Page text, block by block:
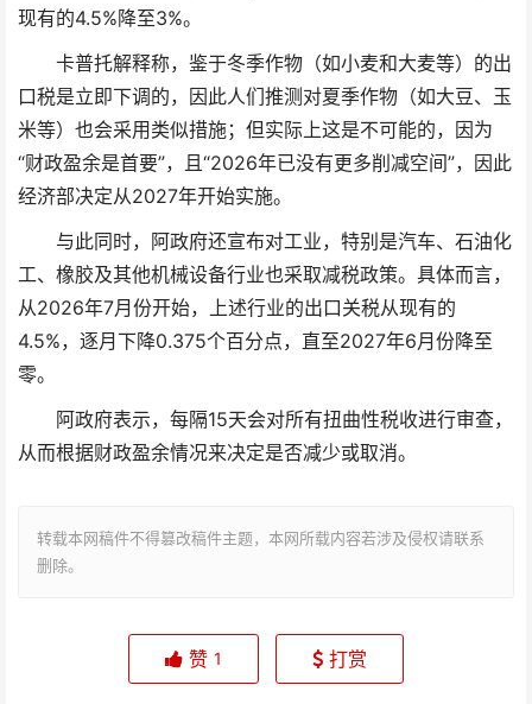
现有的4.5%降至3%。
卡普托解释称，鉴于冬季作物（如小麦和大麦等）的出
口税是立即下调的，因此人们推测对夏季作物（如大豆、玉
米等）也会采用类似措施；但实际上这是不可能的，因为
“财政盈余是首要”，且“2026年已没有更多削减空间”，因此
经济部决定从2027年开始实施。
与此同时，阿政府还宣布对工业，特别是汽车、石油化
工、橡胶及其他机械设备行业也采取减税政策。具体而言，
从2026年7月份开始，上述行业的出口关税从现有的
4.5%，逐月下降0.375个百分点，直至2027年6月份降至
零。
阿政府表示，每隔15天会对所有扭曲性税收进行审查，
从而根据财政盈余情况来决定是否减少或取消。
转载本网稿件不得篡改稿件主题，本网所载内容若涉及侵权请联系
删除。
赞 1 打赏